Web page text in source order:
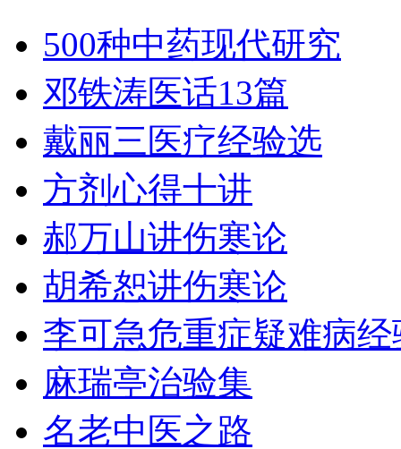
500种中药现代研究
邓铁涛医话13篇
戴丽三医疗经验选
方剂心得十讲
郝万山讲伤寒论
胡希恕讲伤寒论
李可急危重症疑难病经
麻瑞亭治验集
名老中医之路